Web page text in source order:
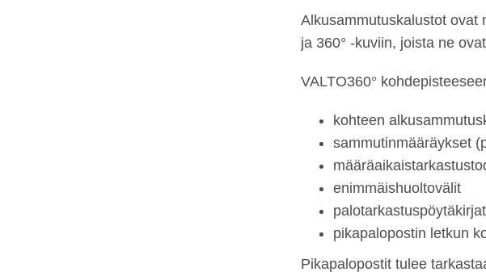
Alkusammutuskalustot ovat
ja 360° -kuviin, joista ne
VALTO360°
kohteen
sammutinmääräykset
enimmäishuoltovälit
palotarkastuspöytäkirjat
pikapalopostin letkun
Pikapalopostit tulee